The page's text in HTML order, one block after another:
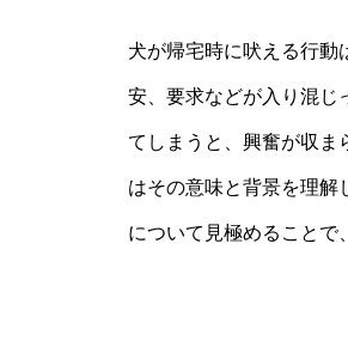
犬が帰宅時に吠える行動
安、要求などが入り混じ
てしまうと、興奮が収ま
はその意味と背景を理解
について見極めることで